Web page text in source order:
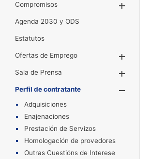
Compromisos
Agenda 2030 y ODS
Estatutos
Ofertas de Emprego
Sala de Prensa
Perfil de contratante
Adquisiciones
Enajenaciones
Prestación de Servizos
Homologación de provedores
Outras Cuestións de Interese